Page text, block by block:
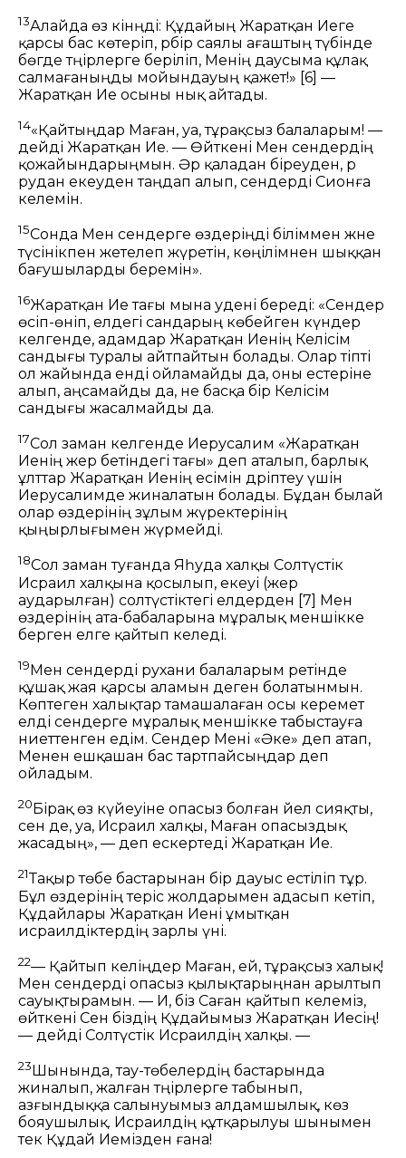
13Алайда өз кінәңді: Құдайың Жаратқан Иеге
қарсы бас көтеріп, әрбір саялы ағаштың түбінде
бөгде тәңірлерге беріліп, Менің даусыма құлақ
салмағаныңды мойындауың қажет!» [6] —
Жаратқан Ие осыны нық айтады.
14«Қайтыңдар Маған, уа, тұрақсыз балаларым! —
дейді Жаратқан Ие. — Өйткені Мен сендердің
қожайындарыңмын. Әр қаладан біреуден, әр
рудан екеуден таңдап алып, сендерді Сионға
әкелемін.
15Сонда Мен сендерге өздеріңді біліммен және
түсінікпен жетелеп жүретін, көңілімнен шыққан
бағушыларды беремін».
16Жаратқан Ие тағы мына уәдені береді: «Сендер
өсіп-өніп, елдегі сандарың көбейген күндер
келгенде, адамдар Жаратқан Иенің Келісім
сандығы туралы айтпайтын болады. Олар тіпті
ол жайында енді ойламайды да, оны естеріне
алып, аңсамайды да, не басқа бір Келісім
сандығы жасалмайды да.
17Сол заман келгенде Иерусалим «Жаратқан
Иенің жер бетіндегі тағы» деп аталып, барлық
ұлттар Жаратқан Иенің есімін дәріптеу үшін
Иерусалимде жиналатын болады. Бұдан былай
олар өздерінің зұлым жүректерінің
қыңырлығымен жүрмейді.
18Сол заман туғанда Яһуда халқы Солтүстік
Исраил халқына қосылып, екеуі (жер
аударылған) солтүстіктегі елдерден [7] Мен
өздерінің ата-бабаларына мұралық меншікке
берген елге қайтып келеді.
19Мен сендерді рухани балаларым ретінде
құшақ жая қарсы аламын деген болатынмын.
Көптеген халықтар тамашалаған осы керемет
елді сендерге мұралық меншікке табыстауға
ниеттенген едім. Сендер Мені «Әке» деп атап,
Менен ешқашан бас тартпайсыңдар деп
ойладым.
20 Бірақ өз күйеуіне опасыз болған әйел сияқты,
сен де, уа, Исраил халқы, Маған опасыздық
жасадың», — деп ескертеді Жаратқан Ие.
21Тақыр төбе бастарынан бір дауыс естіліп тұр.
Бұл өздерінің теріс жолдарымен адасып кетіп,
Құдайлары Жаратқан Иені ұмытқан
исраилдіктердің зарлы үні.
22— Қайтып келіңдер Маған, ей, тұрақсыз халық!
Мен сендерді опасыз қылықтарыңнан арылтып
сауықтырамын. — Иә, біз Саған қайтып келеміз,
өйткені Сен біздің Құдайымыз Жаратқан Иесің!
— дейді Солтүстік Исраилдің халқы. —
23 Шынында, тау-төбелердің бастарында
жиналып, жалған тәңірлерге табынып,
азғындыққа салынуымыз алдамшылық, көз
бояушылық. Исраилдің құтқарылуы шынымен
тек Құдай Иемізден ғана!